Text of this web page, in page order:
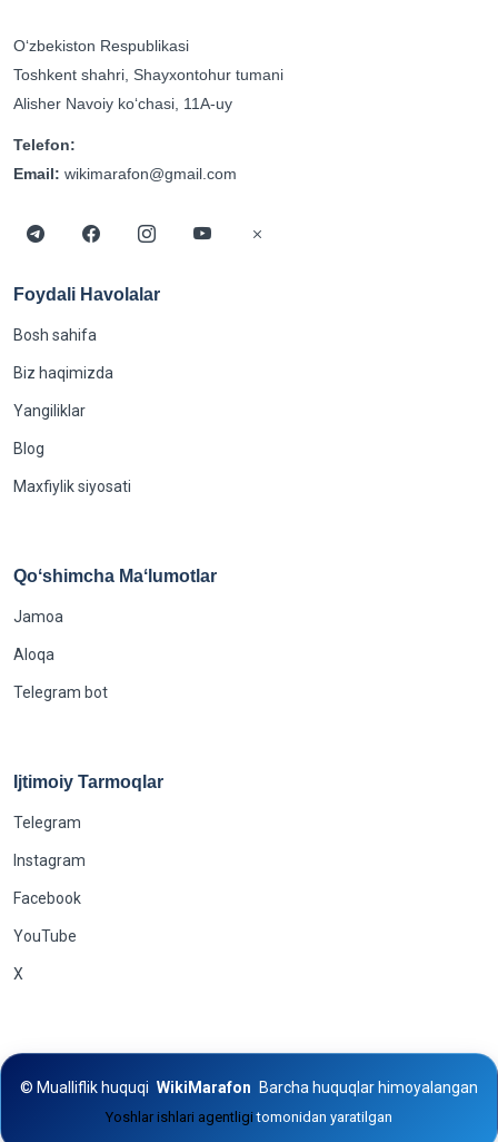
Oʻzbekiston Respublikasi
Toshkent shahri, Shayxontohur tumani
Alisher Navoiy koʻchasi, 11A-uy
Telefon:
Email: wikimarafon@gmail.com
Foydali Havolalar
Bosh sahifa
Biz haqimizda
Yangiliklar
Blog
Maxfiylik siyosati
Qoʻshimcha Maʻlumotlar
Jamoa
Aloqa
Telegram bot
Ijtimoiy Tarmoqlar
Telegram
Instagram
Facebook
YouTube
X
© Mualliflik huquqi WikiMarafon Barcha huquqlar himoyalangan
Yoshlar ishlari agentligitomonidan yaratilgan